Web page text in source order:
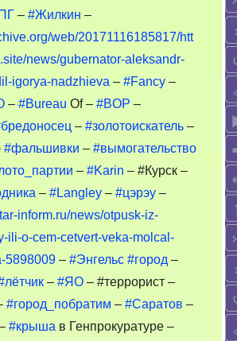
– #Жилкин –
web/20171116185817/htt
news/gubernator-aleksandr-
igorya-nadzhieva – #Fancy –
– #Bureau Of – #BOP –
– #золотоискатель –
#фальшивки – #вымогательство
– #Karin – #Курск –
– #Langley – #цэрэу –
inform.ru/news/otpusk-iz-
ili-o-cem-cetvert-veka-molcal-
5898009 – #Энгельс #город –
– #ЯО – #террорист –
#город_побратим – #Саратов –
#крыша в Генпрокуратуре –